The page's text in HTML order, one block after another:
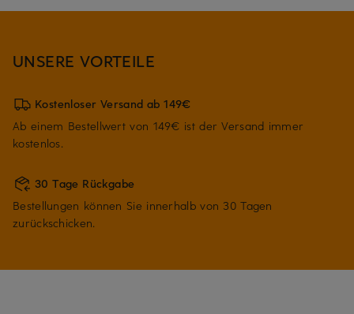
UNSERE VORTEILE
Kostenloser Versand ab 149€
Ab einem Bestellwert von 149€ ist der Versand immer
kostenlos.
30 Tage Rückgabe
Bestellungen können Sie innerhalb von 30 Tagen
zurückschicken.